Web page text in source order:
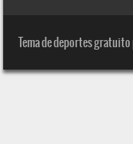
Tema de deportes